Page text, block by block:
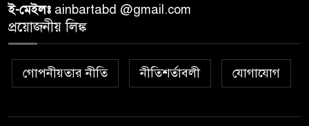
দক্ষিণ চট্টগ্রামের এক অসহায় ও
ডোনার্স ক্লাব” এবং “হাসিমুখ পরিবার”
৮
আইনানুগ ব্যবস্থা: তথ্য উপদেষ্টা
৯
ই-মেইলঃ ainbartabd @gmail.com
প্রয়োজনীয় লিঙ্ক
গোপনীয়তার নীতি নীতিশর্তাবলী যোগাযোগ